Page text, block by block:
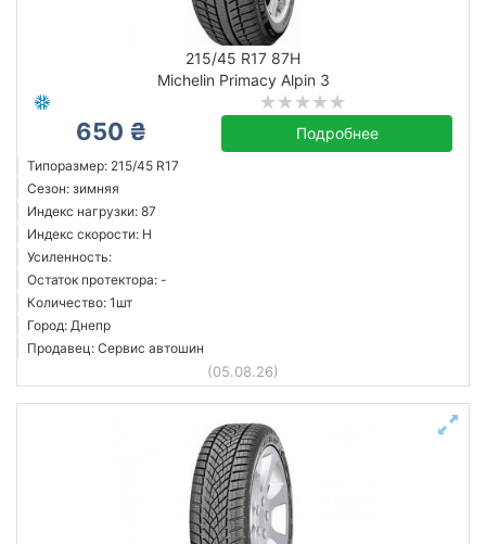
215/45 R17 87H
Michelin Primacy Alpin 3
650 ₴ Подробнее
Типоразмер: 215/45 R17
Сезон: зимняя
Индекс нагрузки: 87
Индекс скорости: H
Усиленность:
Остаток протектора: -
Количество: 1шт
Город: Днепр
Продавец: Сервис автошин
(05.08.26)